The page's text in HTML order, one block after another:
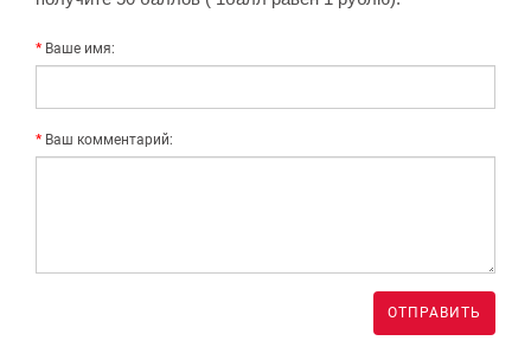
Ваше имя:
Ваш комментарий:
ОТПРАВИТЬ